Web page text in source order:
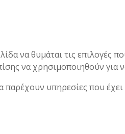
να θυμάται τις επιλογές
να χρησιμοποιηθούν για
παρέχουν υπηρεσίες που